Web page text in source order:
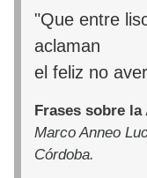
"Que entre
aclaman
el feliz no
Frases sobre
Marco Anneo
Córdoba.